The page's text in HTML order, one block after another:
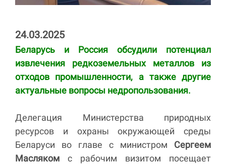
24.03.2025
Беларусь и Россия обсудили потенциал
извлечения редкоземельных металлов из
отходов промышленности, а также другие
актуальные вопросы недропользования.
Делегация Министерства природных
ресурсов и охраны окружающей среды
Беларуси во главе с министром Сергеем
Масляком с рабочим визитом посещает